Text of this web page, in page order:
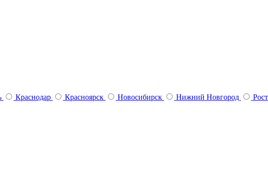
Краснодар Красноярск Новосибирск Нижний Новгород